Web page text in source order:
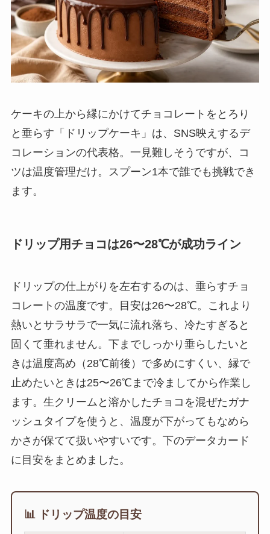
ケーキの上から縁にかけてチョコレートをとろり
と垂らす「ドリップケーキ」は、SNS映えするデ
コレーションの代表格。一見難しそうですが、コ
ツは温度管理だけ。スプーン1本で誰でも挑戦でき
ます。
ドリップ用チョコは26〜28℃が成功ライン
ドリップの仕上がりを左右するのは、垂らすチョ
コレートの温度です。目安は26〜28℃。これより
熱いとサラサラで一気に流れ落ち、冷たすぎると
固くて垂れません。下までしっかり垂らしたいと
きは温度高め（28℃前後）で多めにすくい、縁で
止めたいときは25〜26℃まで冷ましてから作業し
ます。生クリームと溶かしたチョコを混ぜたガナ
ッシュタイプを使うと、温度が下がってもなめら
かさが保てて扱いやすいです。下のデータカード
に目安をまとめました。
📊 ドリップ温度の目安